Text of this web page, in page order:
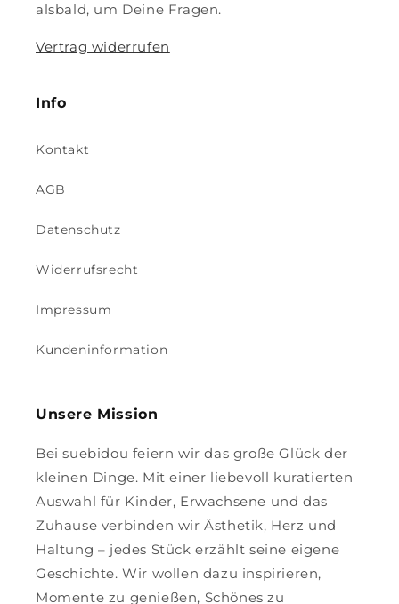
alsbald, um Deine Fragen.
Vertrag widerrufen
Info
Kontakt
AGB
Datenschutz
Widerrufsrecht
Impressum
Kundeninformation
Unsere Mission
Bei suebidou feiern wir das große Glück der
kleinen Dinge. Mit einer liebevoll kuratierten
Auswahl für Kinder, Erwachsene und das
Zuhause verbinden wir Ästhetik, Herz und
Haltung – jedes Stück erzählt seine eigene
Geschichte. Wir wollen dazu inspirieren,
Momente zu genießen, Schönes zu